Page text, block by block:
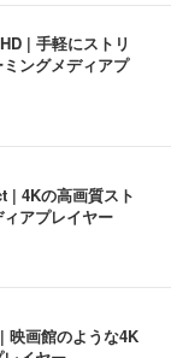
| 手軽にストリ
ングメディアプ
4Kの高画質スト
アプレイヤー
画館のような4K